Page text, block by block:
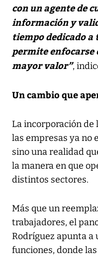
con un agente de
información y
tiempo dedicado
permite enfocarse
mayor valor”,
Un cambio que
La incorporación
las empresas ya no
sino una realidad
la manera en que
distintos sectores.
Más que un
trabajadores, el
Rodríguez apunta a
funciones, donde